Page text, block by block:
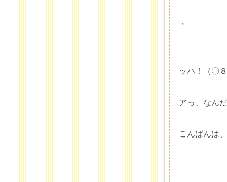
・
ッハ！（〇
アっ、なん
こんばんは